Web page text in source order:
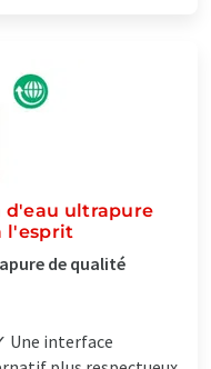
d'eau ultrapure
l'esprit
de qualité
Une interface